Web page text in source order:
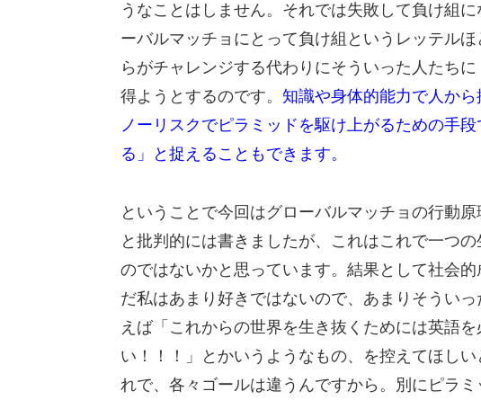
うなことはしません。それでは失敗して負け組
ーバルマッチョにとって負け組というレッテル
らがチャレンジする代わりにそういった人たち
得ようとするのです。 知識や身体的能力で人から
ノーリスクでピラミッドを駆け上がるための手
る」と捉えることもできます。
ということで今回はグローバルマッチョの行動
と批判的には書きましたが、これはこれで一つ
のではないかと思っています。結果として社会
だ私はあまり好きではないので、あまりそうい
えば「これからの世界を生き抜くためには英語
い！！！」とかいうようなもの、を控えてほし
れで、各々ゴールは違うんですから。別にピラ